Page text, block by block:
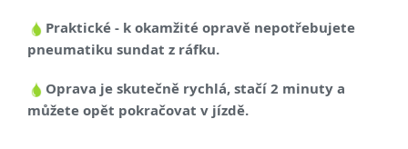
Praktické - k okamžité opravě nepotřebujete
pneumatiku sundat z ráfku.
Oprava je skutečně rychlá, stačí 2 minuty a
můžete opět pokračovat v jízdě.